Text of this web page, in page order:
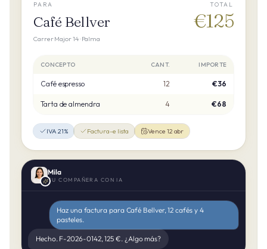
PARA
Café Bellver
Carrer Major 14 · Palma
TOTAL
€125
CONCEPTO CANT. IMPORTE
Café espresso 12 €36
Tarta de almendra 4 €68
IVA 21% Factura-e lista Vence 12 abr
Mila
TU COMPAÑERA CON IA
Haz una factura para Café Bellver, 12 cafés y 4
pasteles.
Hecho. F-2026-0142, 125 €. ¿Algo más?